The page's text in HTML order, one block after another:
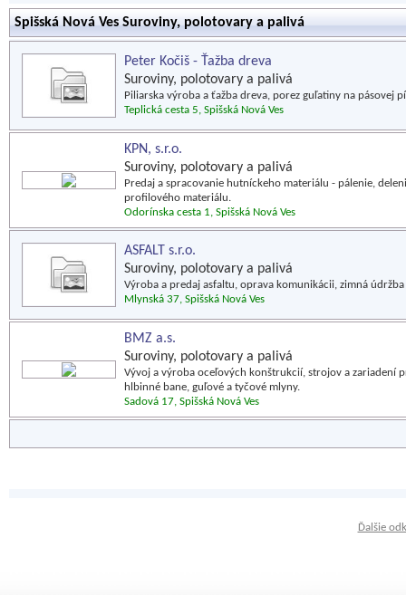
Spišská Nová Ves Suroviny, polotovary a palivá
Peter Kočiš - Ťažba dreva
Suroviny, polotovary a palivá
Piliarska výroba a ťažba dreva, porez guľatiny na pásovej
Teplická cesta 5, Spišská Nová Ves
KPN, s.r.o.
Suroviny, polotovary a palivá
Predaj a spracovanie hutníckeho materiálu - pálenie,
profilového materiálu.
Odorínska cesta 1, Spišská Nová Ves
ASFALT s.r.o.
Suroviny, polotovary a palivá
Výroba a predaj asfaltu, oprava komunikácii, zimná údržba
Mlynská 37, Spišská Nová Ves
BMZ a.s.
Suroviny, polotovary a palivá
Vývoj a výroba oceľových konštrukcií, strojov a zariadení
hlbinné bane, guľové a tyčové mlyny.
Sadová 17, Spišská Nová Ves
Ďalšie